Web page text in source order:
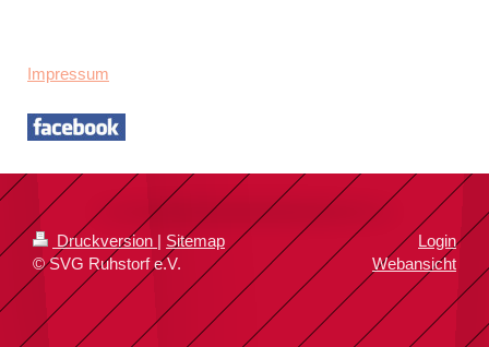
Impressum
Druckversion | Sitemap
© SVG Ruhstorf e.V.
Login
Webansicht